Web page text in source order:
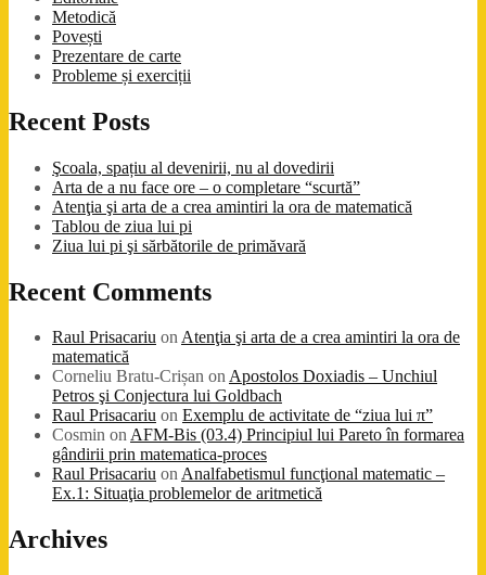
Metodică
Povești
Prezentare de carte
Probleme și exerciții
Recent Posts
Şcoala, spațiu al devenirii, nu al dovedirii
Arta de a nu face ore – o completare “scurtă”
Atenţia şi arta de a crea amintiri la ora de matematică
Tablou de ziua lui pi
Ziua lui pi şi sărbătorile de primăvară
Recent Comments
Raul Prisacariu onAtenţia şi arta de a crea amintiri la ora de
matematică
Corneliu Bratu-Crișan onApostolos Doxiadis – Unchiul
Petros şi Conjectura lui Goldbach
Raul Prisacariu on Exemplu de activitate de “ziua lui π”
Cosmin onAFM-Bis (03.4) Principiul lui Pareto în formarea
gândirii prin matematica-proces
Raul Prisacariu onAnalfabetismul funcţional matematic –
Ex.1: Situaţia problemelor de aritmetică
Archives